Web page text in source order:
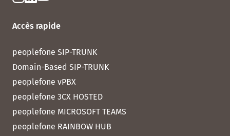
Accès rapide
peoplefone SIP-TRUNK
Domain-Based SIP-TRUNK
peoplefone vPBX
peoplefone 3CX HOSTED
peoplefone MICROSOFT TEAMS
peoplefone RAINBOW HUB